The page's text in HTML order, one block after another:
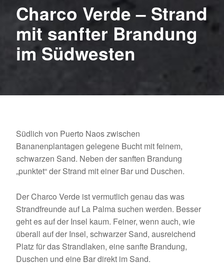
Charco Verde – Strand
mit sanfter Brandung
im Südwesten
Südlich von Puerto Naos zwischen
Bananenplantagen gelegene Bucht mit feinem,
schwarzen Sand. Neben der sanften Brandung
„punktet“ der Strand mit einer Bar und Duschen.
Der Charco Verde ist vermutlich genau das was
Strandfreunde auf La Palma suchen werden. Besser
geht es auf der Insel kaum. Feiner, wenn auch, wie
überall auf der Insel, schwarzer Sand, ausreichend
Platz für das Strandlaken, eine sanfte Brandung,
Duschen und eine Bar direkt im Sand.